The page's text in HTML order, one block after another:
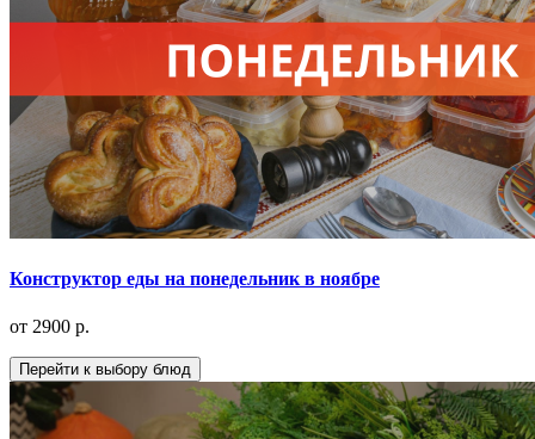
Конструктор еды на понедельник в ноябре
от 2900 р.
Перейти к выбору блюд